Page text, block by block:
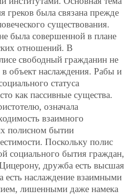
греков была связана прежде
существования.
была совершенной в плане
отношений. В
свободный гражданин не
объект наслаждения. Рабы и
статуса
как пассивные существа.
означала
взаимного
полисном бытии
Поскольку полис
социального бытия граждан,
дружба есть высшая
есть наслаждение взаимными
лишенными даже намека